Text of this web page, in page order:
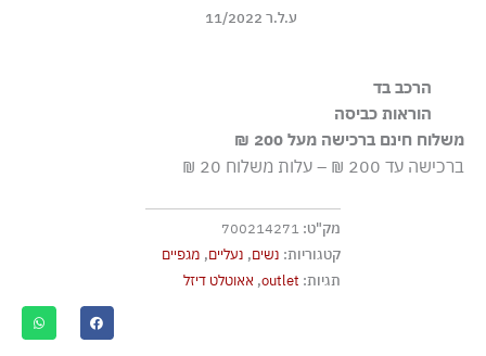
ע.ל.ר 11/2022
הרכב בד
100% עור
הוראות כביסה
אסור לכבס כלל
משלוח חינם ברכישה מעל 200 ₪
ברכישה עד 200 ₪ – עלות משלוח 20 ₪
מק"ט: 700214271
קטגוריות: נשים, נעליים, מגפיים
תגיות: outlet
, אאוטלט דיזל